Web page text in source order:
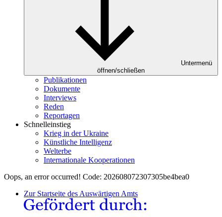
Untermenü
öffnen/schließen
Publikationen
Dokumente
Interviews
Reden
Reportagen
Schnelleinstieg
Krieg in der Ukraine
Künstliche Intelligenz
Welterbe
Internationale Kooperationen
Oops, an error occurred! Code: 202608072307305be4bea0
Zur Startseite des Auswärtigen Amts